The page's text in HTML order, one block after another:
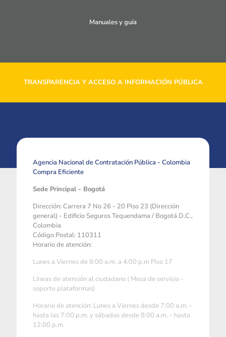
Manuales y guía
TRANSPARENCIA Y ACCESO A INFORMACIÓN PÚBLICA
Agencia Nacional de Contratación Pública - Colombia
Compra Eficiente
Sede Principal - Bogotá
Dirección: Carrera 7 No 26 - 20 Piso 23 (Dirección
general) - Edificio Seguros Tequendama / Bogotá D.C.,
Colombia
Código Postal: 110311
Horario de atención:
Lunes a Viernes de 8:00 a.m. a 4:00 p.m Piso 17
Líneas de atención al ciudadano ( Mesa de servicio -
soporte plataformas)
Horario de atención: Lunes a Viernes desde 7:00 a.m. –
hasta las 7:00 p.m. y sábados desde 8:00 a.m. - hasta
12:00 p.m.